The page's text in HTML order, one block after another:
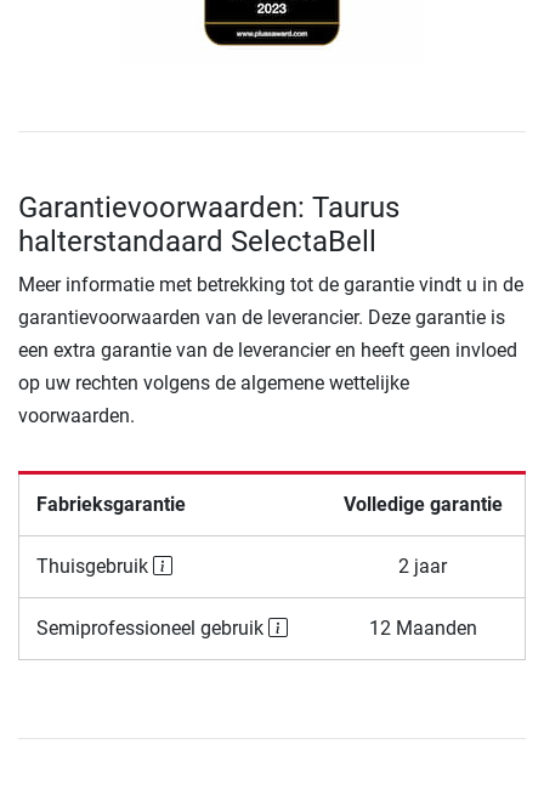
Garantievoorwaarden: Taurus
halterstandaard SelectaBell
Meer informatie met betrekking tot de garantie vindt u in de
garantievoorwaarden van de leverancier. Deze garantie is
een extra garantie van de leverancier en heeft geen invloed
op uw rechten volgens de algemene wettelijke
voorwaarden.
Fabrieksgarantie Volledige garantie
Thuisgebruik 2 jaar
Semiprofessioneel gebruik 12 Maanden